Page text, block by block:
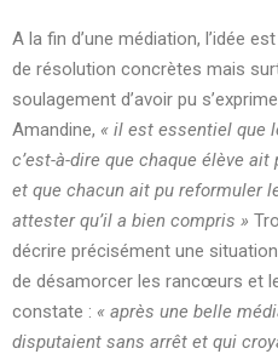
A la fin d’une médiation, l’idée
de résolution concrètes mais
soulagement d’avoir pu
Amandine, « il est essentiel que
c’est-à-dire que chaque élève
et que chacun ait pu reformuler
attester qu’il a bien compris »
décrire précisément une
de désamorcer les rancœurs et
constate : « après une belle
disputaient sans arrêt et qui